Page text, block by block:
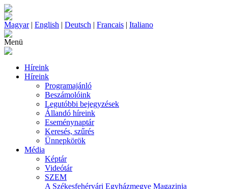
Magyar| English | Deutsch | Francais | Italiano
Menü
Híreink
Híreink
Programajánló
Beszámolóink
Legutóbbi bejegyzések
Állandó híreink
Eseménynaptár
Keresés, szűrés
Ünnepkörök
Média
Képtár
Videótár
SZEM
A Székesfehérvári Egyházmegye Magazinja